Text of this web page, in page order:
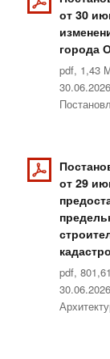
от 30
города
pdf, 1,43
30.06.2026
от 29
pdf,
30.06.2026